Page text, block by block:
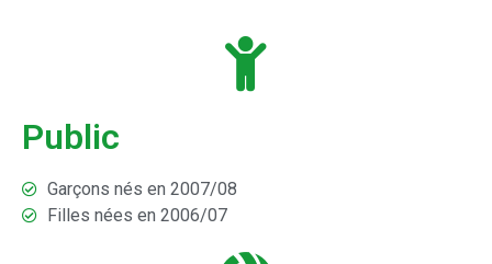
Public
Garçons nés en 2007/08
Filles nées en 2006/07